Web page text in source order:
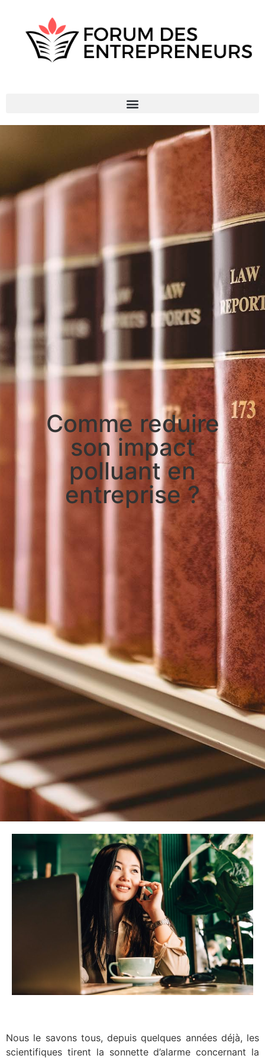
Comme reduire
son impact
polluant en
entreprise ?
Nous le savons tous, depuis quelques années déjà, les
scientifiques tirent la sonnette d’alarme concernant la